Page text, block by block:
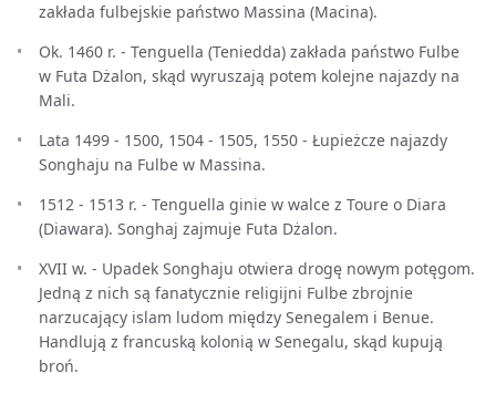
zakłada fulbejskie państwo Massina (Macina).
Ok. 1460 r. - Tenguella (Teniedda) zakłada państwo Fulbe
w Futa Dżalon, skąd wyruszają potem kolejne najazdy na
Mali.
Lata 1499 - 1500, 1504 - 1505, 1550 - Łupieżcze najazdy
Songhaju na Fulbe w Massina.
1512 - 1513 r. - Tenguella ginie w walce z Toure o Diara
(Diawara). Songhaj zajmuje Futa Dżalon.
XVII w. - Upadek Songhaju otwiera drogę nowym potęgom.
Jedną z nich są fanatycznie religijni Fulbe zbrojnie
narzucający islam ludom między Senegalem i Benue.
Handlują z francuską kolonią w Senegalu, skąd kupują
broń.